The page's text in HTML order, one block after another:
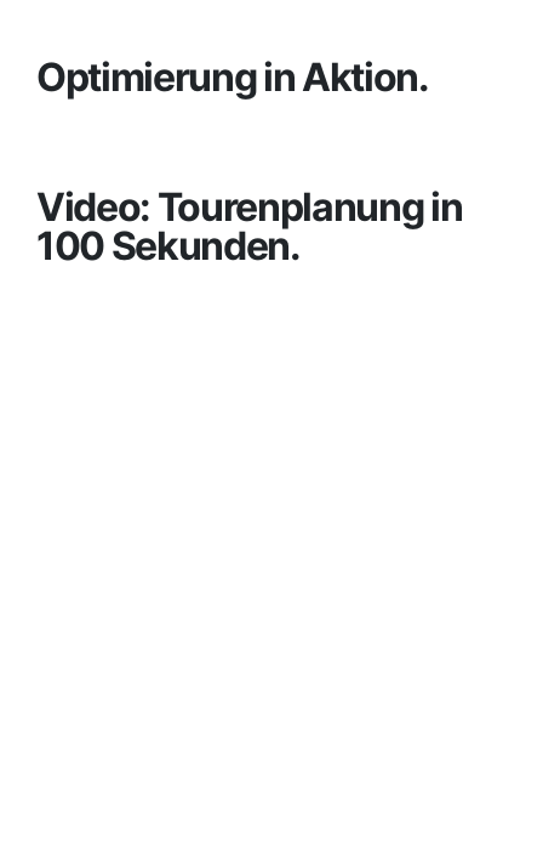
Optimierung in Aktion.
Video: Tourenplanung in
100 Sekunden.